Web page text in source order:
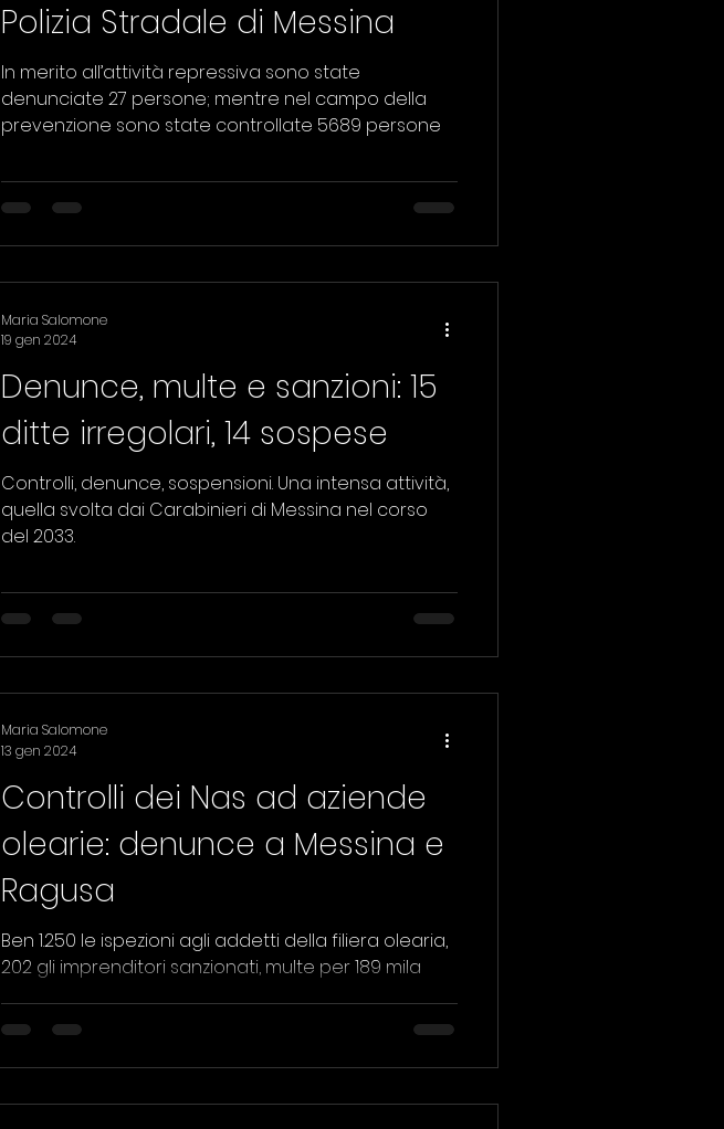
Polizia Stradale di Messina
In merito all’attività repressiva sono state
denunciate 27 persone; mentre nel campo della
prevenzione sono state controllate 5689 persone
Denunce, multe e sanzioni: 15
ditte irregolari, 14 sospese
Controlli, denunce, sospensioni. Una intensa attività,
quella svolta dai Carabinieri di Messina nel corso
del 2033.
Maria Salomone
19 gen 2024
Controlli dei Nas ad aziende
olearie: denunce a Messina e
Ragusa
Ben 1.250 le ispezioni agli addetti della filiera olearia,
202 gli imprenditori sanzionati, multe per 189 mila
Maria Salomone
13 gen 2024